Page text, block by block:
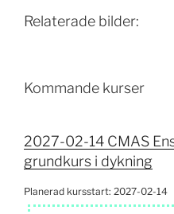
Relaterade bilder:
Kommande kurser
2027-02-14 CMAS
grundkurs i dykning
Planerad kursstart: 2027-02-14